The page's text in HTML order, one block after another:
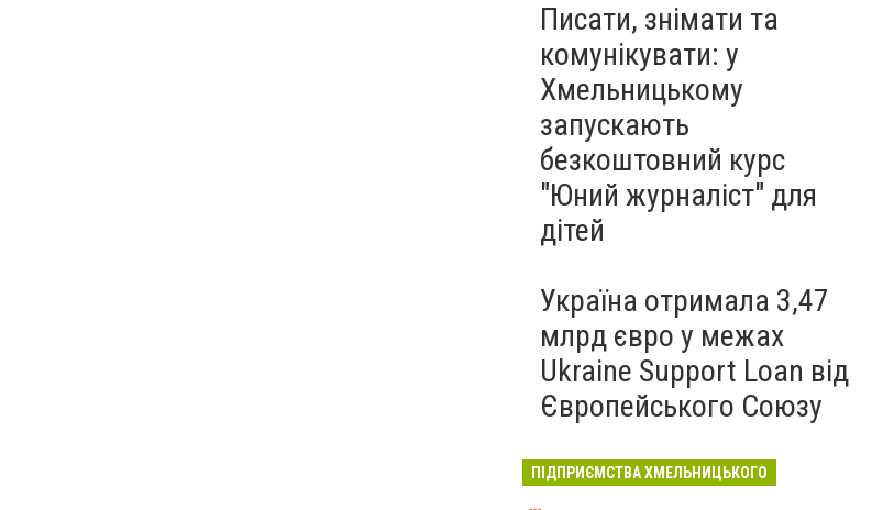
Писати, знімати та
комунікувати: у
Хмельницькому
запускають
безкоштовний курс
"Юний журналіст" для
дітей
Україна отримала 3,47
млрд євро у межах
Ukraine Support Loan від
Європейського Союзу
ПІДПРИЄМСТВА ХМЕЛЬНИЦЬКОГО